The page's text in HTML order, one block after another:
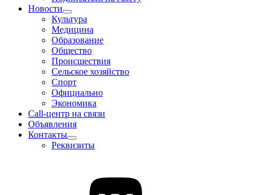
Новости
Культура
Медицина
Образование
Общество
Происшествия
Сельское хозяйство
Спорт
Официально
Экономика
Call-центр на связи
Объявления
Контакты
Реквизиты